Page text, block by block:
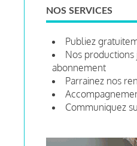
NOS SERVICES
Publiez
Nos
abonnement
Parrainez nos
Communiquez